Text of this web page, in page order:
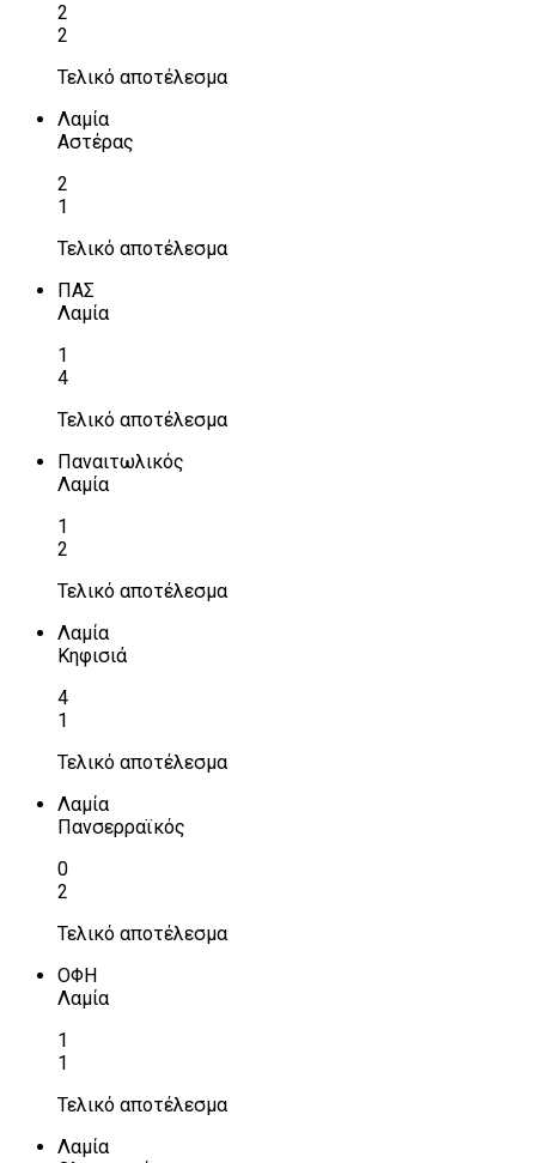
2
2
Τελικό αποτέλεσμα
Λαμία
Αστέρας
2
1
Τελικό αποτέλεσμα
ΠΑΣ
Λαμία
1
4
Τελικό αποτέλεσμα
Παναιτωλικός
Λαμία
1
2
Τελικό αποτέλεσμα
Λαμία
Κηφισιά
4
1
Τελικό αποτέλεσμα
Λαμία
Πανσερραϊκός
0
2
Τελικό αποτέλεσμα
ΟΦΗ
Λαμία
1
1
Τελικό αποτέλεσμα
Λαμία